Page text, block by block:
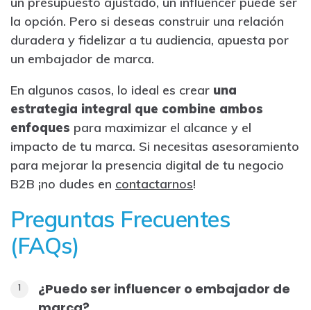
la opción. Pero si deseas construir una relación
duradera y fidelizar a tu audiencia, apuesta por
un embajador de marca.
En algunos casos, lo ideal es crear una
estrategia integral que combine ambos
enfoques para maximizar el alcance y el
impacto de tu marca. Si necesitas asesoramiento
para mejorar la presencia digital de tu negocio
B2B ¡no dudes en contactarnos!
Preguntas Frecuentes
(FAQs)
¿Puedo ser influencer o embajador de